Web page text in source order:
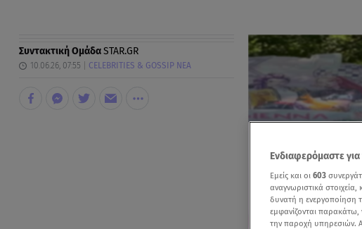
Συντακτική ΟμάδαSTAR.GR
10.06.26, 07:55 CELEBRITIES & GOSSIP ΝΕΑ
Ενδιαφερόμαστε
Εμείς και οι 603
αναγνωριστικά
δυνατή η ενεργοποίηση
εμφανίζονται παρακάτω,
την παροχή υπηρεσιών.